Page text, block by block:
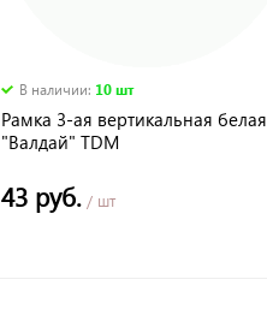
В наличии: 10 шт
Рамка 3-ая вертикальная белая
"Валдай" TDM
43 руб. / шт